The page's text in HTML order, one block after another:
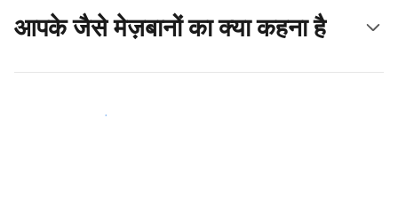
आपके जैसे मेज़बानों का क्या कहना है
अपने जैसे मेज़बानों के साथ जुड़ें